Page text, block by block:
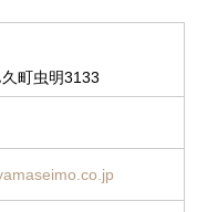
町虫明3133